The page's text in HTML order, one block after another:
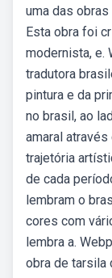
uma das
Esta obra foi
modernista, e.
tradutora
pintura e da
no brasil, ao
amaral
trajetória
de cada
lembram o
cores com
lembra a.
obra de tarsila